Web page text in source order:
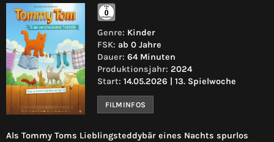
Genre: Kinder
FSK: ab 0 Jahre
Dauer: 64 Minuten
Produktionsjahr: 2024
Start: 14.05.2026 | 13. Spielwoche
FILMINFOS
Als Tommy Toms Lieblingsteddybär eines Nachts spurlos